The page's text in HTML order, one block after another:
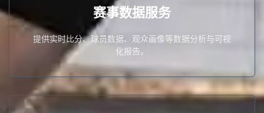
赛事数据服务
提供实时比分、球员数据、观众画像等数据分析与可视
化报告。
赛事数据服务